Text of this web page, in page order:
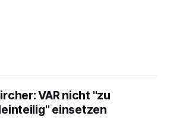
VAR nicht "zu
einsetzen